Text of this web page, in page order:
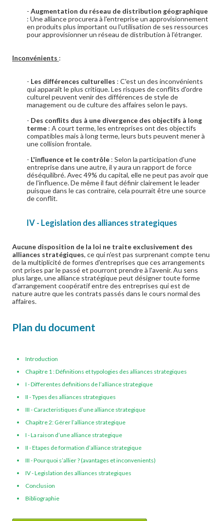
- Augmentation du réseau de distribution géographique
: Une alliance procurera à l'entreprise un approvisionnement
en produits plus important ou l'utilisation de ses ressources
pour approvisionner un réseau de distribution à l'étranger.
Inconvénients :
- Les différences culturelles : C'est un des inconvénients
qui apparaît le plus critique. Les risques de conflits d'ordre
culturel peuvent venir des différences de style de
management ou de culture des affaires selon le pays.
- Des conflits dus à une divergence des objectifs à long
terme : A court terme, les entreprises ont des objectifs
compatibles mais à long terme, leurs buts peuvent mener à
une collision frontale.
- L'influence et le contrôle : Selon la participation d'une
entreprise dans une autre, il y aura un rapport de force
déséquilibré. Avec 49% du capital, elle ne peut pas avoir que
de l'influence. De même il faut définir clairement le leader
puisque dans le cas contraire, cela pourrait être une source
de conflit.
IV - Legislation des alliances strategiques
Aucune disposition de la loi ne traite exclusivement des
alliances stratégiques, ce qui n'est pas surprenant compte tenu
de la multiplicité de formes d'entreprises que ces arrangements
ont prises par le passé et pourront prendre à l'avenir. Au sens
plus large, une alliance stratégique peut désigner toute forme
d'arrangement coopératif entre des entreprises qui est de
nature autre que les contrats passés dans le cours normal des
affaires.
Plan du document
Introduction
Chapitre 1 : Définitions et typologies des alliances strategiques
I - Differentes definitions de l’alliance strategique
II - Types des alliances strategiques
III - Caracteristiques d’une alliance strategique
Chapitre 2: Gérer l’alliance strategique
I - La raison d’une alliance strategique
II - Etapes de formation d’alliance strategique
III - Pourquoi s’allier ? (avantages et inconvenients)
IV - Legislation des alliances strategiques
Conclusion
Bibliographie